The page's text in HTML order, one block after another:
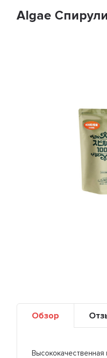
Algae
Обзор